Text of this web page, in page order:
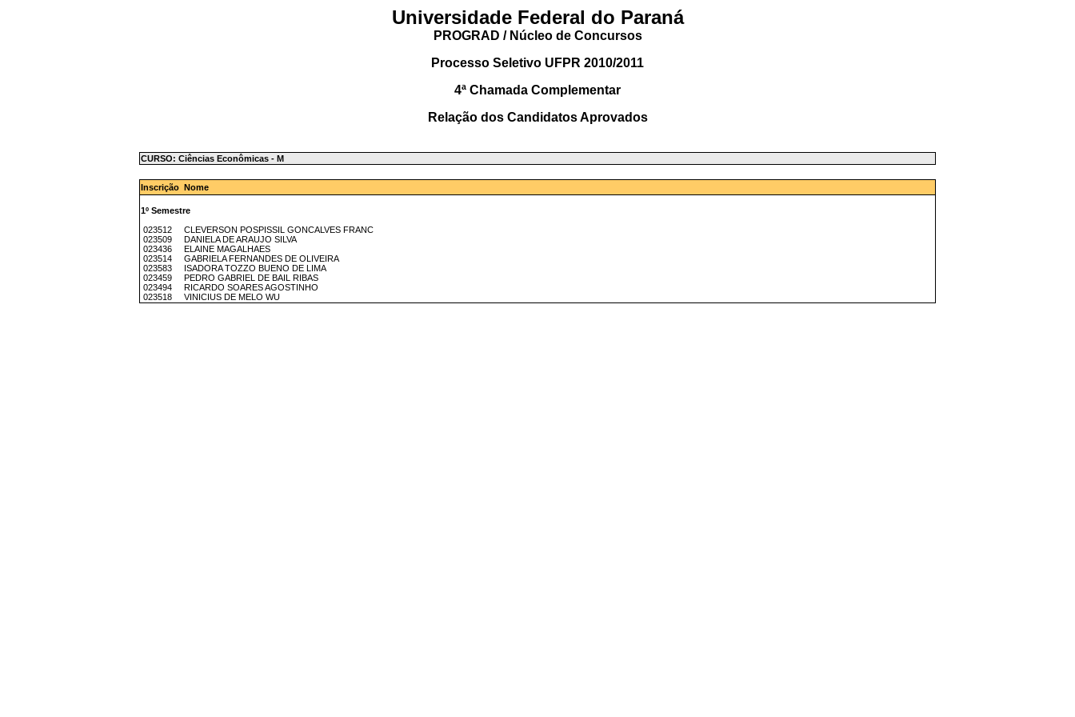
Universidade Federal do Paraná
PROGRAD / Núcleo de Concursos
Processo Seletivo UFPR 2010/2011
4ª Chamada Complementar
Relação dos Candidatos Aprovados
CURSO: Ciências Econômicas - M
Inscrição Nome
1º Semestre
023512 CLEVERSON POSPISSIL GONCALVES FRANC
023509 DANIELA DE ARAUJO SILVA
023436 ELAINE MAGALHAES
023514 GABRIELA FERNANDES DE OLIVEIRA
023583 ISADORA TOZZO BUENO DE LIMA
023459 PEDRO GABRIEL DE BAIL RIBAS
023494 RICARDO SOARES AGOSTINHO
023518 VINICIUS DE MELO WU